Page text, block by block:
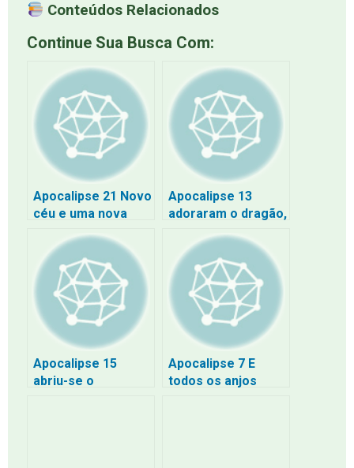
Conteúdos Relacionados
Continue Sua Busca Com:
Apocalipse 21 Novo
céu e uma nova
Apocalipse 13
adoraram o dragão,
a sua autoridade
Apocalipse 15
abriu-se o
Apocalipse 7 E
todos os anjos